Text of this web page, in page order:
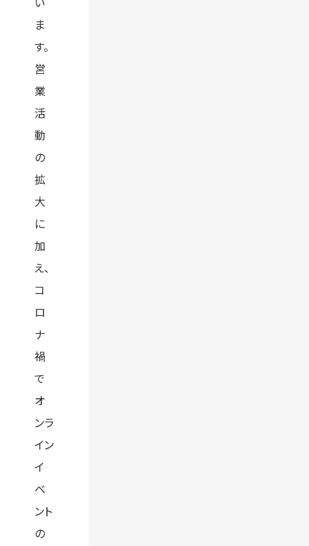
ま
す。
営
業
活
動
の
拡
大
に
加
え、
コ
ロ
ナ
禍
で
オ
ンラ
イン
イ
ベ
ント
の